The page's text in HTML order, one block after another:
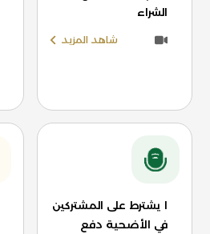
الشراء
شاهد المزيد
ا يشترط على المشتركين
في الأضحية دفع